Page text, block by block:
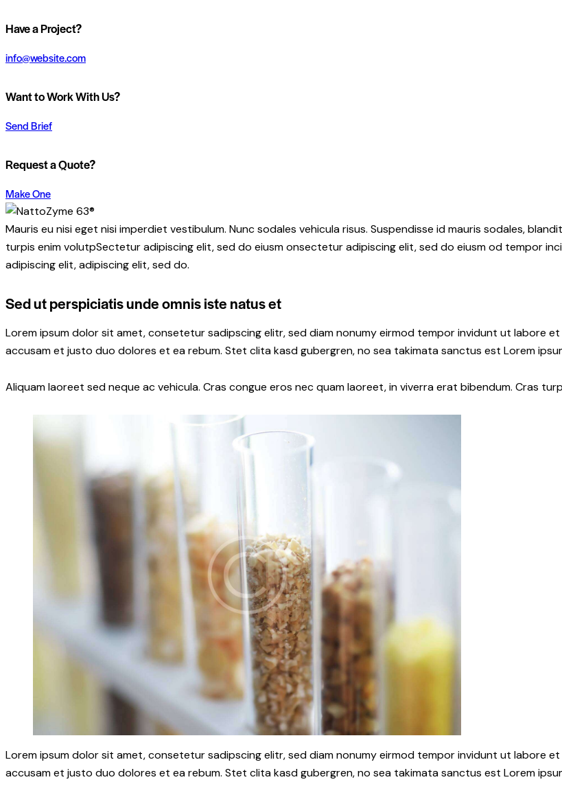
Have a Project?
info@website.com
Want to Work With Us?
Send Brief
Request a Quote?
Make One
Mauris eu nisi eget nisi imperdiet vestibulum. Nunc sodales vehicula risus. Suspendisse id mauris sodales,
turpis enim volutpSectetur adipiscing elit, sed do eiusm onsectetur adipiscing elit, sed do eiusm od tempor
adipiscing elit, adipiscing elit, sed do.
Sed ut perspiciatis unde omnis iste natus et
Lorem ipsum dolor sit amet, consetetur sadipscing elitr, sed diam nonumy eirmod tempor invidunt ut labore
accusam et justo duo dolores et ea rebum. Stet clita kasd gubergren, no sea takimata sanctus est Lorem
Aliquam laoreet sed neque ac vehicula. Cras congue eros nec quam laoreet, in viverra erat bibendum. Cras
Lorem ipsum dolor sit amet, consetetur sadipscing elitr, sed diam nonumy eirmod tempor invidunt ut labore
accusam et justo duo dolores et ea rebum. Stet clita kasd gubergren, no sea takimata sanctus est Lorem